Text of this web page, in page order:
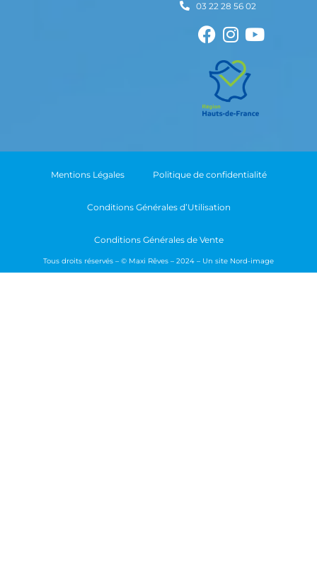
03 22 28 56 02
Mentions Légales Politique de confidentialité
Conditions Générales d’Utilisation
Conditions Générales de Vente
Tous droits réservés – © Maxi Rêves – 2024 – Un site Nord-image